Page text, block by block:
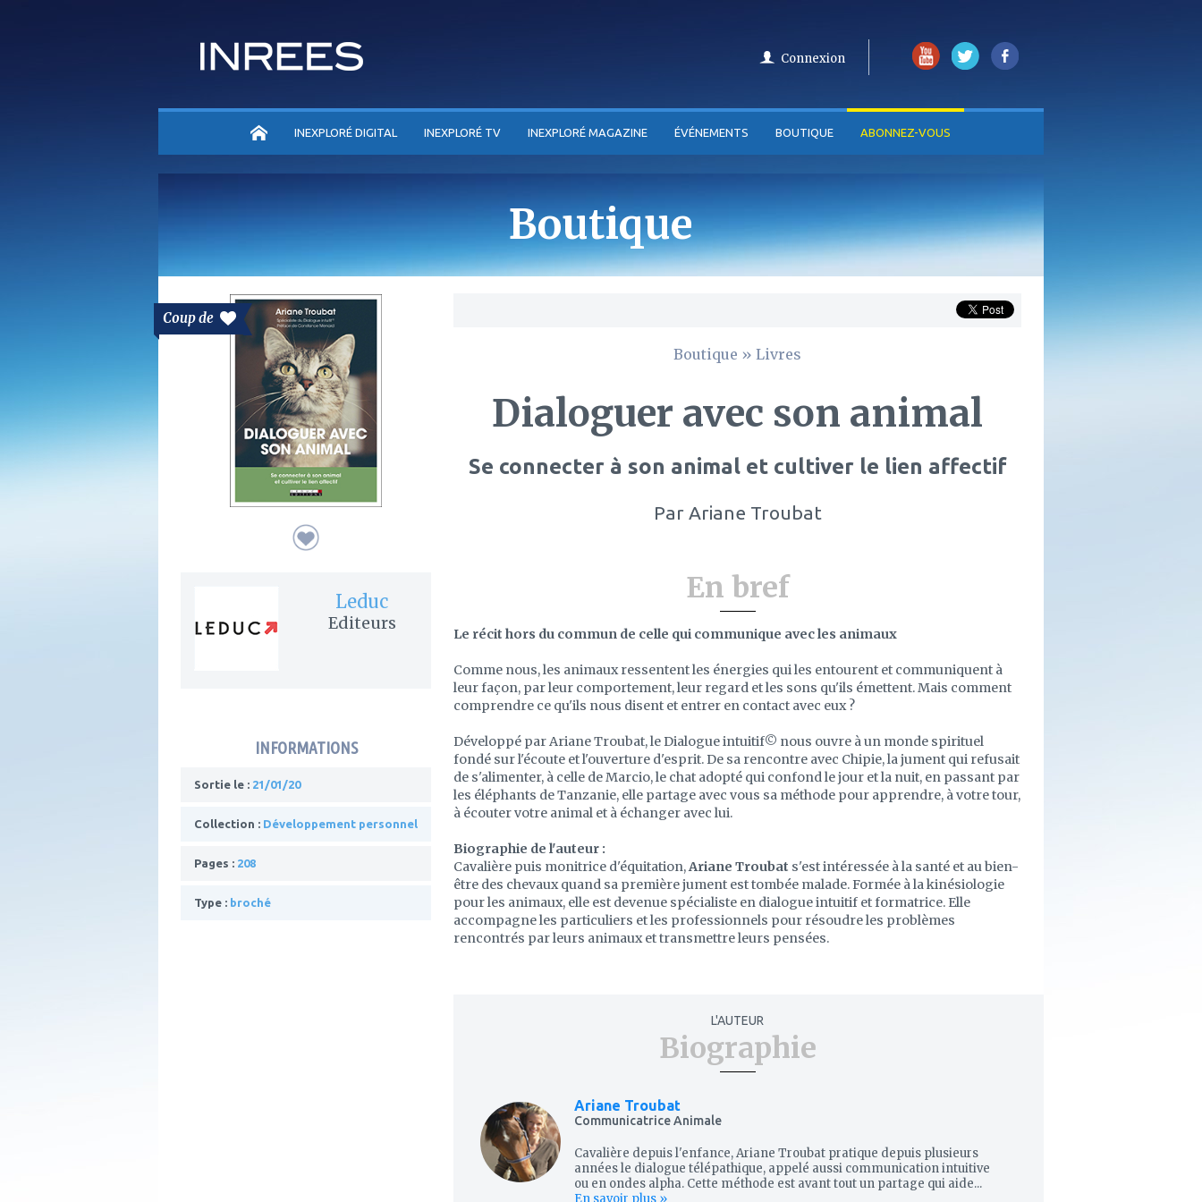
Connexion
ACCUEILINEXPLORÉ DIGITAL INEXPLORÉ TV INEXPLORÉ MAGAZINE ÉVÉNEMENTS BOUTIQUE ABONNEZ-VOUS
Boutique
Coup de
Leduc
Editeurs
INFORMATIONS
Sortie le : 21/01/20
Collection : Développement personnel
Pages : 208
Type : broché
Boutique » Livres
Dialoguer avec son animal
Se connecter à son animal et cultiver le lien affectif
ParAriane Troubat
En bref
Le récit hors du commun de celle qui communique avec les animaux
Comme nous, les animaux ressentent les énergies qui les entourent et communiquent à
leur façon, par leur comportement, leur regard et les sons qu'ils émettent. Mais comment
comprendre ce qu'ils nous disent et entrer en contact avec eux ?
Développé par Ariane Troubat, le Dialogue intuitif© nous ouvre à un monde spirituel
fondé sur l'écoute et l'ouverture d'esprit. De sa rencontre avec Chipie, la jument qui refusait
de s'alimenter, à celle de Marcio, le chat adopté qui confond le jour et la nuit, en passant par
les éléphants de Tanzanie, elle partage avec vous sa méthode pour apprendre, à votre tour,
à écouter votre animal et à échanger avec lui.
Biographie de l'auteur :
Cavalière puis monitrice d'équitation,Ariane Troubat s'est intéressée à la santé et au bien-
être des chevaux quand sa première jument est tombée malade. Formée à la kinésiologie
pour les animaux, elle est devenue spécialiste en dialogue intuitif et formatrice. Elle
accompagne les particuliers et les professionnels pour résoudre les problèmes
rencontrés par leurs animaux et transmettre leurs pensées.
L'AUTEUR
Biographie
Ariane Troubat
Communicatrice Animale
Cavalière depuis l'enfance, Ariane Troubat pratique depuis plusieurs
années le dialogue télépathique, appelé aussi communication intuitive
ou en ondes alpha. Cette méthode est avant tout un partage qui aide...